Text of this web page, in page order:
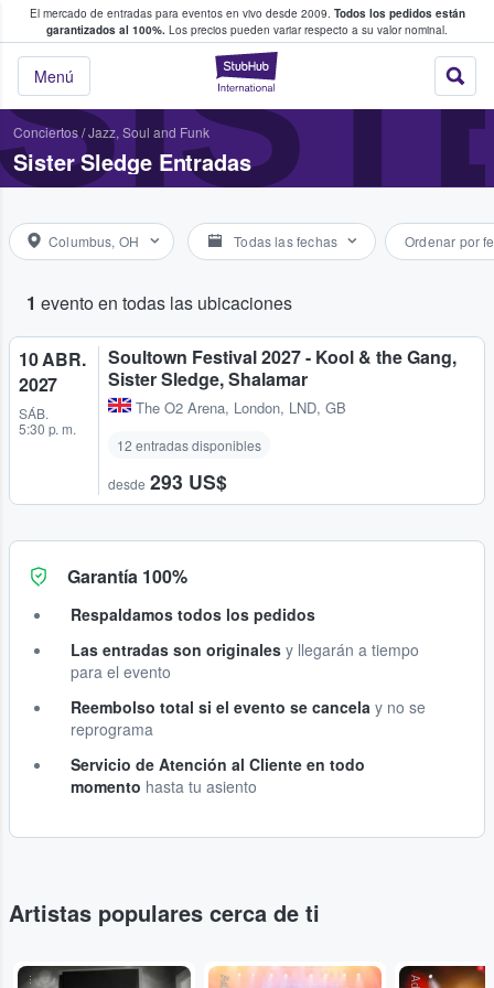
El mercado de entradas para eventos en vivo desde 2009. Todos los pedidos están
garantizados al 100%. Los precios pueden variar respecto a su valor nominal.
StubHub:
Menú
y venta de entradas entre fans
Conciertos/Jazz, Soul and Funk
Sister Sledge Entradas
Columbus, OH Todas las fechas Ordenar por
1 evento en todas las ubicaciones
10 ABR.
2027
SÁB.
5:30 p. m.
Soultown Festival 2027 - Kool & the Gang,
Sister Sledge, Shalamar
The O2 Arena, London, LND, GB
12 entradas disponibles
desde 293 US$
Garantía 100%
Respaldamos todos los pedidos
Las entradas son originales y llegarán a tiempo
para el evento
Reembolso total si el evento se cancela y no se
reprograma
Servicio de Atención al Cliente en todo
momento hasta tu asiento
Artistas populares cerca de ti
...